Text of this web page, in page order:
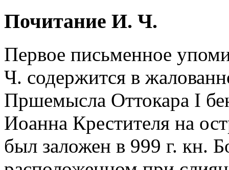
Почитание И. Ч.
Первое письменное
Ч. содержится в
Пршемысла Оттокара I
Иоанна Крестителя на
был заложен в 999 г. кн.